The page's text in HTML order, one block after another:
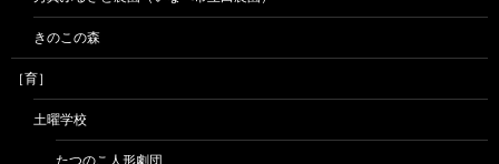
きのこの森
［育］
土曜学校
たつのこ人形劇団